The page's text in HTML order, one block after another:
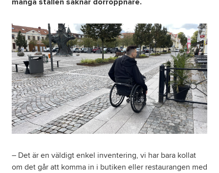
många ställen saknar dörröppnare.
– Det är en väldigt enkel inventering, vi har bara kollat
om det går att komma in i butiken eller restaurangen med